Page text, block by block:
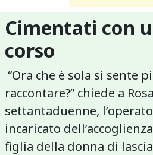
Cimentati con
corso
“Ora che è sola si sente
raccontare?” chiede a
settantaduenne,
incaricato
figlia della donna di